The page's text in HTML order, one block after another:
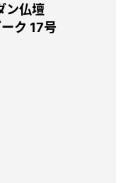
ン仏壇
ク 17号